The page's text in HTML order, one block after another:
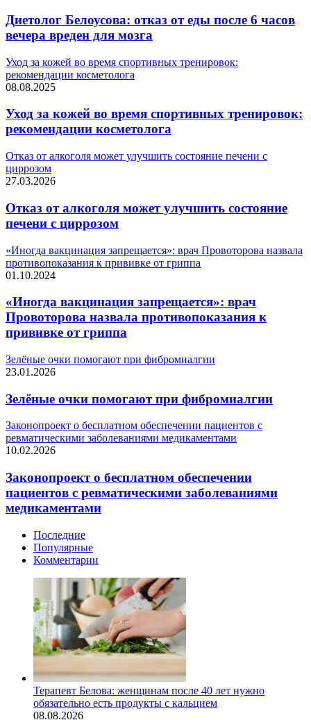
Диетолог Белоусова: отказ от еды после 6 часов
вечера вреден для мозга
Уход за кожей во время спортивных тренировок:
рекомендации косметолога
08.08.2025
Уход за кожей во время спортивных тренировок:
рекомендации косметолога
Отказ от алкоголя может улучшить состояние печени с
циррозом
27.03.2026
Отказ от алкоголя может улучшить состояние
печени с циррозом
«Иногда вакцинация запрещается»: врач Провоторова назвала
противопоказания к прививке от гриппа
01.10.2024
«Иногда вакцинация запрещается»: врач
Провоторова назвала противопоказания к
прививке от гриппа
Зелёные очки помогают при фибромиалгии
23.01.2026
Зелёные очки помогают при фибромиалгии
Законопроект о бесплатном обеспечении пациентов с
ревматическими заболеваниями медикаментами
10.02.2026
Законопроект о бесплатном обеспечении
пациентов с ревматическими заболеваниями
медикаментами
Последние
Популярные
Комментарии
Терапевт Белова: женщинам после 40 лет нужно
обязательно есть продукты с кальцием
08.08.2026